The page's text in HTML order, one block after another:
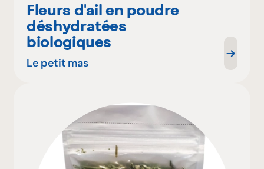
Fleurs d'ail en poudre
déshydratées
biologiques
Le petit mas